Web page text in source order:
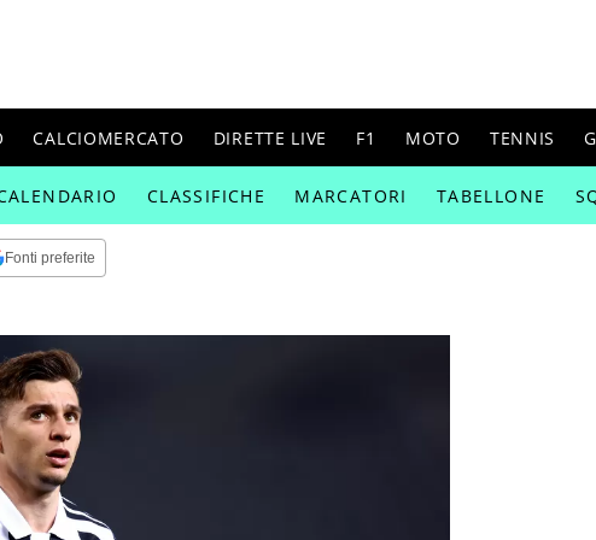
CALCIOMERCATO DIRETTE LIVE F1 MOTO TENNIS
CLASSIFICHE MARCATORI TABELLONE
Fonti preferite